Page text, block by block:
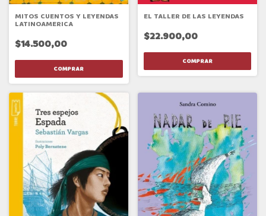
MITOS CUENTOS Y LEYENDAS
LATINOAMERICA
$14.500,00
EL TALLER DE LAS LEYENDAS
$22.900,00